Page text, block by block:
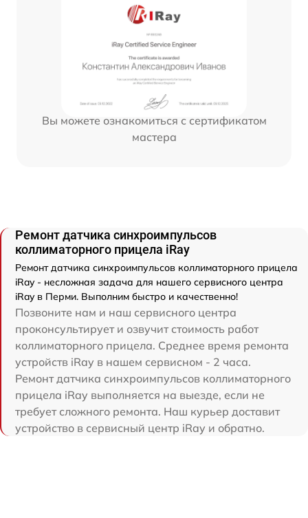
Вы можете ознакомиться с сертификатом
мастера
Ремонт датчика синхроимпульсов
коллиматорного прицела iRay
Ремонт датчика синхроимпульсов коллиматорного прицела
iRay - несложная задача для нашего сервисного центра
iRay в Перми. Выполним быстро и качественно!
Позвоните нам и наш сервисного центра
проконсультирует и озвучит стоимость работ
коллиматорного прицела. Среднее время ремонта
устройств iRay в нашем сервисном - 2 часа.
Ремонт датчика синхроимпульсов коллиматорного
прицела iRay выполняется на выезде, если не
требует сложного ремонта. Наш курьер доставит
устройство в сервисный центр iRay и обратно.